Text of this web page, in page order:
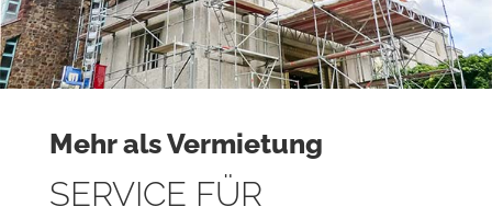
Mehr als Vermietung
SERVICE FÜR